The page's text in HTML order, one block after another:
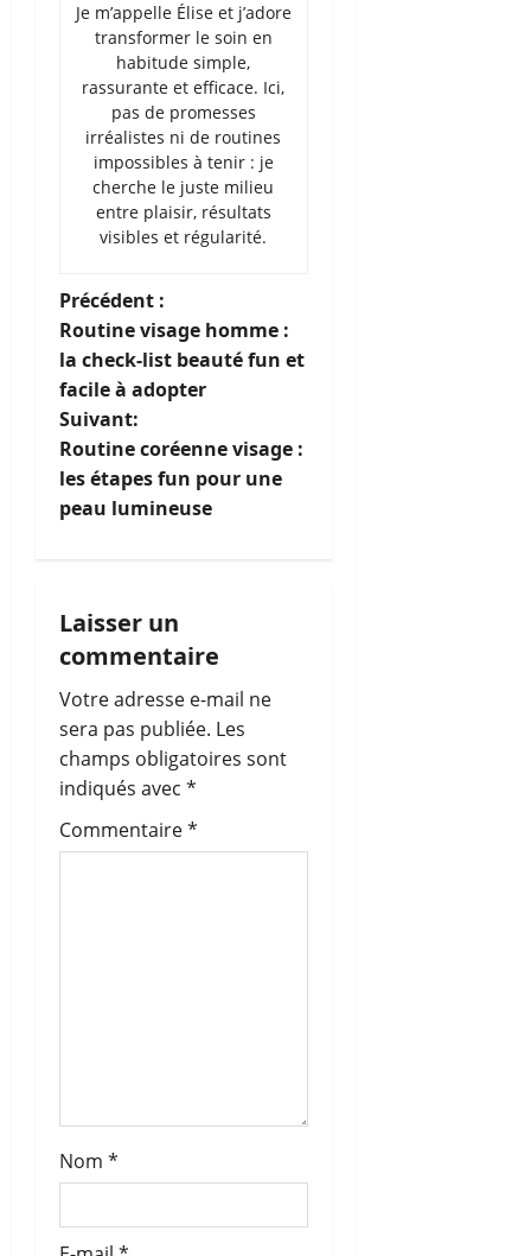
Je m’appelle Élise et j’adore
transformer le soin en
habitude simple,
rassurante et efficace. Ici,
pas de promesses
irréalistes ni de routines
impossibles à tenir : je
cherche le juste milieu
entre plaisir, résultats
visibles et régularité.
N
a
v
i
g
t
i
o
n
d
’
l
Précédent :
Routine visage homme :
la check-list beauté fun et
facile à adopter
Suivant:
Routine coréenne visage :
les étapes fun pour une
peau lumineuse
Laisser un
commentaire
Votre adresse e-mail ne
sera pas publiée. Les
champs obligatoires sont
indiqués avec *
Commentaire*
Nom *